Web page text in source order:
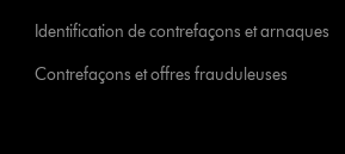
Identification de contrefaçons et arnaques
Contrefaçons et offres frauduleuses